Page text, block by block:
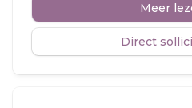
Meer
Direct